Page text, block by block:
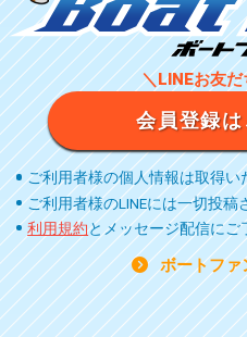
＼LINEお友
会員登録
ご利用者様の個人情報は取得い
ご利用者様のLINEには一切投稿
利用規約とメッセージ配信にご
ボートファ